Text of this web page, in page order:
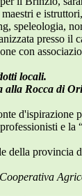
e
speleologia,
presso il
con
locali.
alla Rocca di
d'ispirazione
e la
della provincia